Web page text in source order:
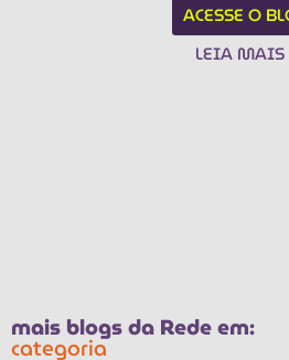
ACESSE O
LEIA MAIS
mais blogs da Rede em:
categoria